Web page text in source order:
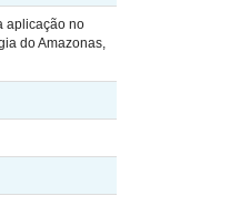
aplicação no
do Amazonas,